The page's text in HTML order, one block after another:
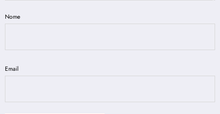
Nome
Email